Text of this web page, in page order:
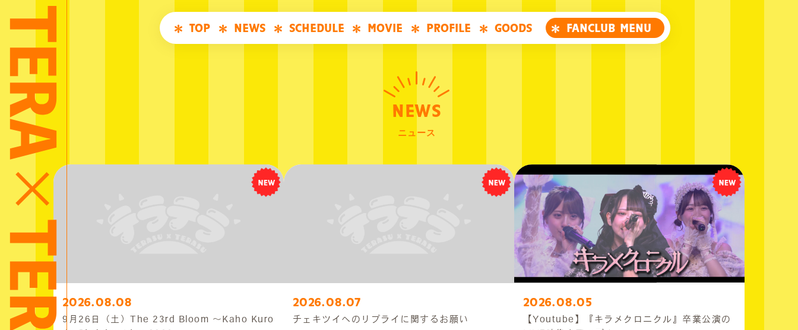
TOP NEWS SCHEDULE MOVIE PROFILE GOODS FANCLUB MENU
NEWS
ニュース
2026.08.08
9月26日（土）The 23rd Bloom 〜Kaho Kuro
2026.08.07
チェキツイへのリプライに関するお願い
2026.08.05
【Youtube】『キラメクロニクル』卒業公演の